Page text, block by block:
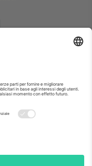
Per i dettagli controlla la
i termini.,